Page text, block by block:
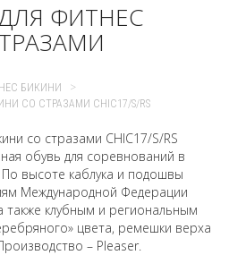
ФИТНЕС
БИКИНИ >
СО СТРАЗАМИ CHIC17/S/RS
со стразами CHIC17/S/RS
обувь для соревнований в
По высоте каблука и подошвы
Международной Федерации
также клубным и региональным
цвета, ремешки верха
– Pleaser.